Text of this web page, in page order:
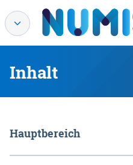
Inhalt
Hauptbereich